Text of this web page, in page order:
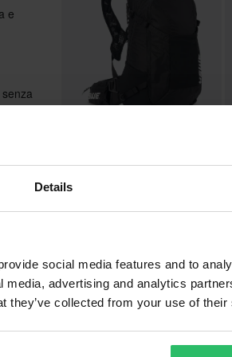
Details
social media features and to
advertising and analytics
they’ve collected from your use of
e
per
I